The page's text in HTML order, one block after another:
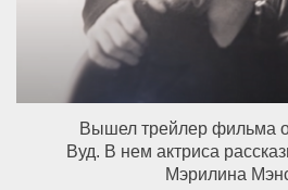
Вышел трейлер фильма
Вуд. В нем актриса
Мэрилина